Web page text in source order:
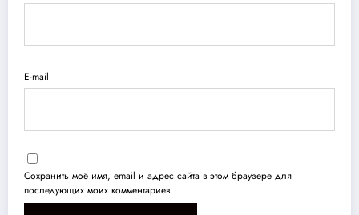
E-mail
Сохранить моё имя, email и адрес сайта в этом браузере для
последующих моих комментариев.